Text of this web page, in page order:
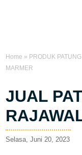
Home » PRODUK
MARMER
JUAL
Selasa, Juni 20, 2023